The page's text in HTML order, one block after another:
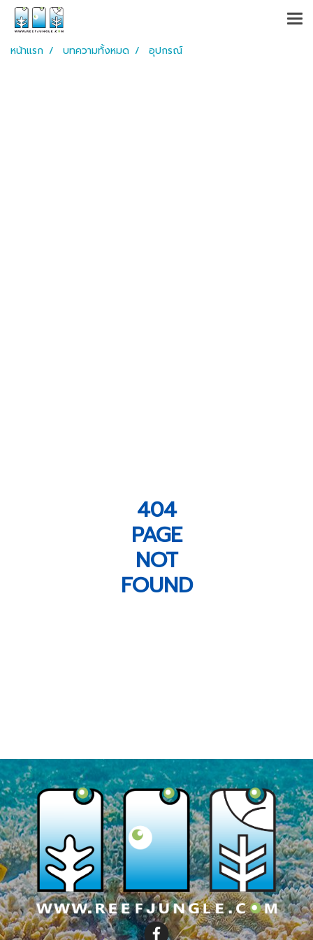
หน้าแรก บทความทั้งหมด อุปกรณ์
404
PAGE
NOT
FOUND